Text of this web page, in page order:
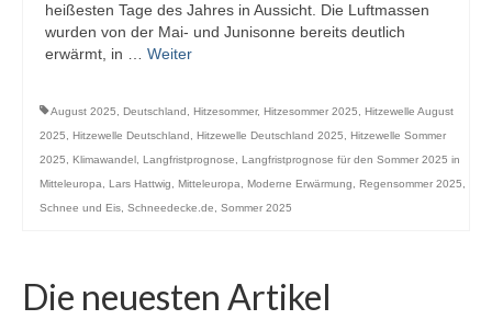
Datenschutz
Impressum
heißesten Tage des Jahres in Aussicht. Die Luftmassen
wurden von der Mai- und Junisonne bereits deutlich
erwärmt, in … Weiter
August 2025 Deutschland Hitzesommer, Hitzesommer 2025
Hitzewelle August
2025
Hitzewelle Deutschland Hitzewelle Deutschland 2025
Hitzewelle Sommer
2025
Klimawandel Langfristprognose
Langfristprognose für den Sommer 2025 in
Mitteleuropa
Lars Hattwig Mitteleuropa Moderne Erwärmung Regensommer 2025
Schnee und Eis Schneedecke.de Sommer 2025
Die neuesten Artikel